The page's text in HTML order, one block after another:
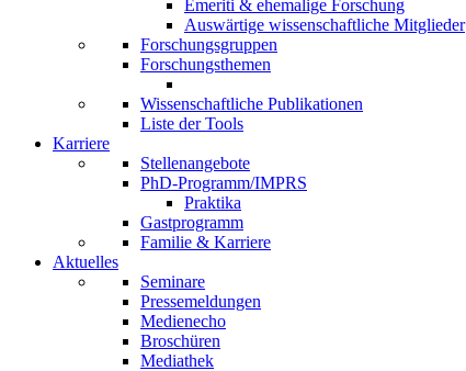
Emeriti & ehemalige Forschung
Auswärtige wissenschaftliche Mitglieder
Forschungsgruppen
Forschungsthemen
Wissenschaftliche Publikationen
Liste der Tools
Karriere
Stellenangebote
PhD-Programm/IMPRS
Praktika
Gastprogramm
Familie & Karriere
Aktuelles
Seminare
Pressemeldungen
Medienecho
Broschüren
Mediathek